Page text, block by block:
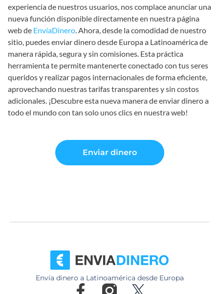
experiencia de nuestros usuarios, nos complace anunciar una
nueva función disponible directamente en nuestra página
web de EnvíaDinero . Ahora, desde la comodidad de nuestro
sitio, puedes enviar dinero desde Europa a Latinoamérica de
manera rápida, segura y sin comisiones. Esta práctica
herramienta te permite mantenerte conectado con tus seres
queridos y realizar pagos internacionales de forma eficiente,
aprovechando nuestras tarifas transparentes y sin costos
adicionales. ¡Descubre esta nueva manera de enviar dinero a
todo el mundo con tan solo unos clics en nuestra web!
Enviar dinero
Envía dinero a Latinoamérica desde Europa